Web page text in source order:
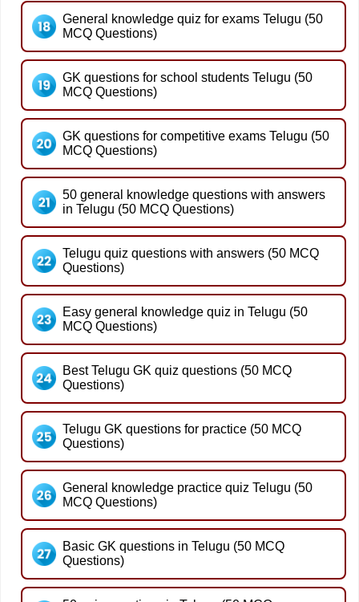
General knowledge quiz for exams Telugu (50
MCQ Questions)
GK questions for school students Telugu (50
MCQ Questions)
GK questions for competitive exams Telugu (50
MCQ Questions)
50 general knowledge questions with answers
in Telugu (50 MCQ Questions)
Telugu quiz questions with answers (50 MCQ
Questions)
Easy general knowledge quiz in Telugu (50
MCQ Questions)
Best Telugu GK quiz questions (50 MCQ
Questions)
Telugu GK questions for practice (50 MCQ
Questions)
General knowledge practice quiz Telugu (50
MCQ Questions)
Basic GK questions in Telugu (50 MCQ
Questions)